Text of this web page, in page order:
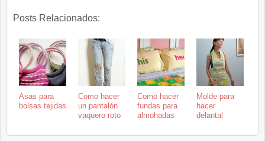
Posts Relacionados:
Asas para
bolsas tejidas
Como hacer
un pantalón
vaquero roto
Como hacer
fundas para
almohadas
Molde para
hacer
delantal